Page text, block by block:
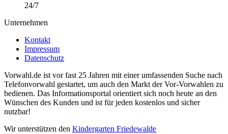
24/7
Unternehmen
Kontakt
Impressum
Datenschutz
Vorwahl.de ist vor fast 25 Jahren mit einer umfassenden Suche nach
Telefonvorwahl gestartet, um auch den Markt der Vor-Vorwahlen zu
bedienen. Das Informationsportal orientiert sich noch heute an den
Wünschen des Kunden und ist für jeden kostenlos und sicher
nutzbar!
Wir unterstützen den Kindergarten Friedewalde